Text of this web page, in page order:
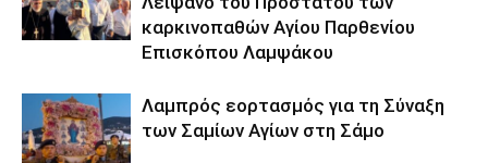
καρκινοπαθών Αγίου Παρθενίου
Επισκόπου Λαμψάκου
Λαμπρός εορτασμός για τη Σύναξη
των Σαμίων Αγίων στη Σάμο